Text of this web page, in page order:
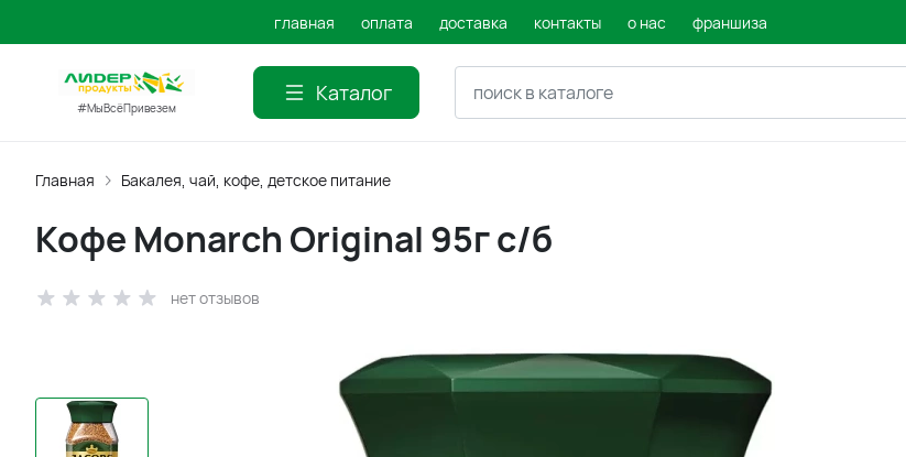
главная оплата доставка контакты о нас франшиза
#МыВсёПривезем
Каталог
Главная Бакалея, чай, кофе, детское питание
Кофе Monarch Original 95г с/б
нет отзывов